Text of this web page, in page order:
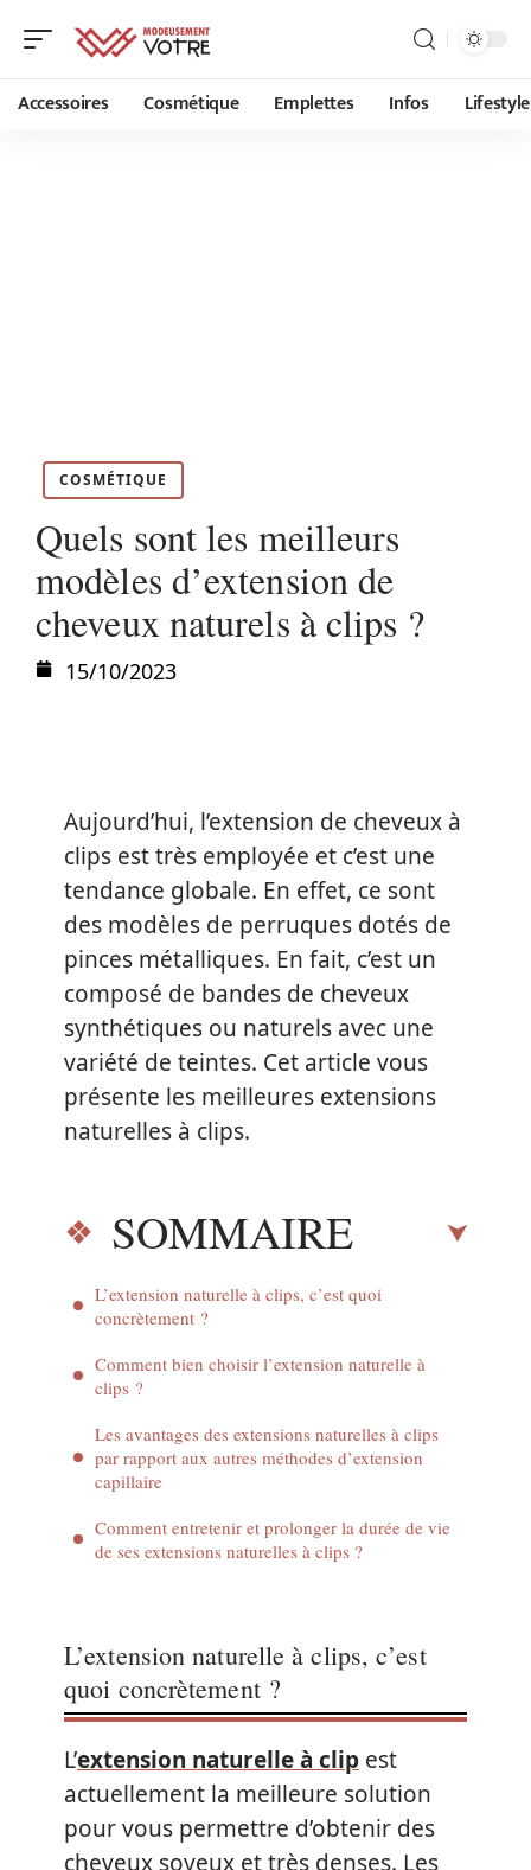
Accessoires Cosmétique Emplettes Infos Lifestyle
COSMÉTIQUE
Quels sont les meilleurs
modèles d’extension de
cheveux naturels à clips ?
15/10/2023
Aujourd’hui, l’extension de cheveux à
clips est très employée et c’est une
tendance globale. En effet, ce sont
des modèles de perruques dotés de
pinces métalliques. En fait, c’est un
composé de bandes de cheveux
synthétiques ou naturels avec une
variété de teintes. Cet article vous
présente les meilleures extensions
naturelles à clips.
SOMMAIRE
L’extension naturelle à clips, c’est quoi
concrètement ?
Comment bien choisir l’extension naturelle à
clips ?
Les avantages des extensions naturelles à clips
par rapport aux autres méthodes d’extension
capillaire
Comment entretenir et prolonger la durée de vie
de ses extensions naturelles à clips ?
L’extension naturelle à clips, c’est
quoi concrètement ?
L’extension naturelle à clip est
actuellement la meilleure solution
pour vous permettre d’obtenir des
cheveux soyeux et très denses. Les